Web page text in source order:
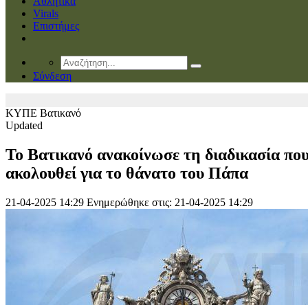
Virals
Επιστήμες
Σύνδεση
ΚΥΠΕ Βατικανό
Updated
Το Βατικανό ανακοίνωσε τη διαδικασία
ακολουθεί για το θάνατο του Πάπα
21-04-2025 14:29 Ενημερώθηκε στις: 21-04-2025 14:29